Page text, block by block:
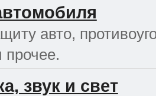
авто,
прочее.
звук и свет